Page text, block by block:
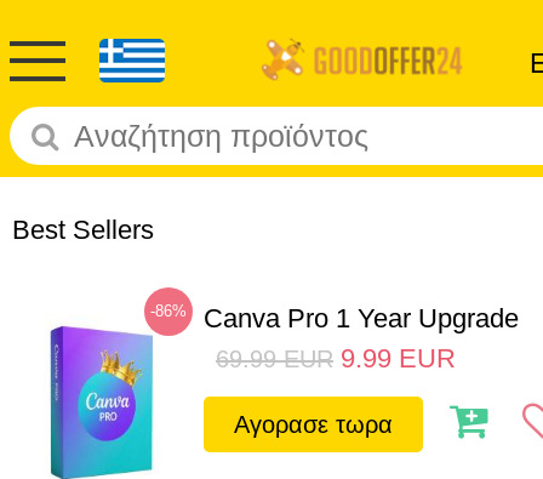
Best Sellers
-86% Canva Pro 1 Year Upgrade
69.99 EUR 9.99 EUR
Αγορασε τωρα